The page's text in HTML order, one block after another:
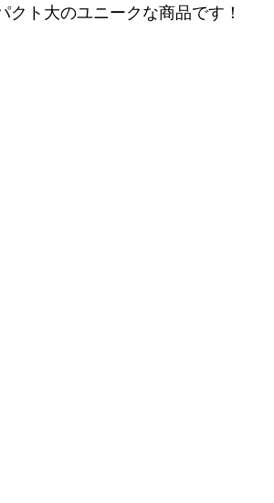
クト大のユニークな商品です！